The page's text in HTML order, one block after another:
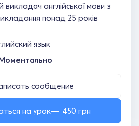
викладач англійської мови з
понад 25 років
язык
Моментально
сообщение
на урок 450 грн